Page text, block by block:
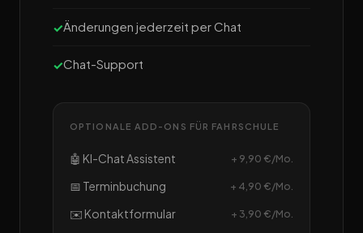
Änderungen jederzeit per Chat
Chat-Support
OPTIONALE ADD-ONS FÜR FAHRSCHULE
🤖 KI-Chat Assistent + 9,90 €/Mo.
📅 Terminbuchung + 4,90 €/Mo.
✉️ Kontaktformular + 3,90 €/Mo.